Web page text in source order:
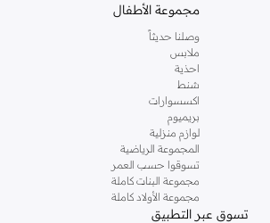
مجموعة الأطفال
وصلنا حديثاً
ملابس
احذية
شنط
اكسسوارات
بريميوم
لوازم منزلية
المجموعة الرياضية
تسوقوا حسب العمر
مجموعة البنات كاملة
مجموعة الأولاد كاملة
تسوق عبر التطبيق